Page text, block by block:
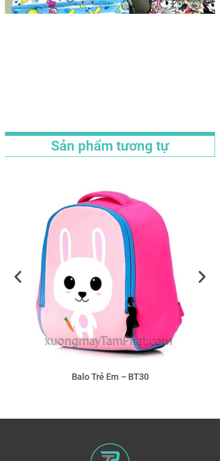
Sản phẩm tương tự
Balo Trẻ Em – BT30